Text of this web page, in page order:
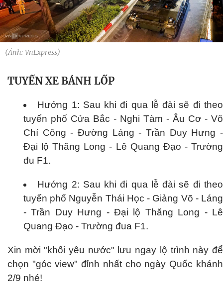
(Ảnh: VnExpress)
TUYẾN XE BÁNH LỐP
Hướng 1: Sau khi đi qua lễ đài sẽ đi theo
tuyến phố Cửa Bắc - Nghi Tàm - Âu Cơ - Võ
Chí Công - Đường Láng - Trần Duy Hưng -
Đại lộ Thăng Long - Lê Quang Đạo - Trường
đu F1.
Hướng 2: Sau khi đi qua lễ đài sẽ đi theo
tuyến phố Nguyễn Thái Học - Giảng Võ - Láng
- Trần Duy Hưng - Đại lộ Thăng Long - Lê
Quang Đạo - Trường đua F1.
Xin mời "khối yêu nước" lưu ngay lộ trình này để
chọn "góc view" đỉnh nhất cho ngày Quốc khánh
2/9 nhé!